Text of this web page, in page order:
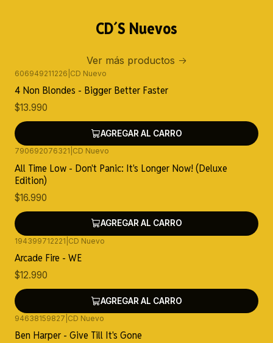
CD´S Nuevos
Ver más productos
606949211226 CD Nuevo
4 Non Blondes - Bigger Better Faster
$13.990
AGREGAR AL CARRO
790692076321 CD Nuevo
All Time Low - Don't Panic: It's Longer Now! (Deluxe
Edition)
$16.990
AGREGAR AL CARRO
194399712221 CD Nuevo
Arcade Fire - WE
$12.990
AGREGAR AL CARRO
94638159827 CD Nuevo
Ben Harper - Give Till It's Gone